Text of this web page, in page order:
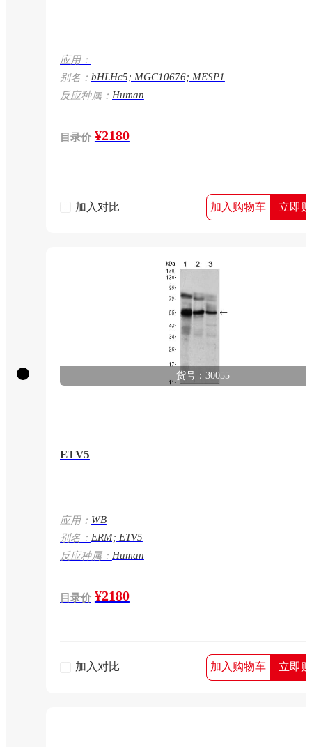
应用：
别名： bHLHc5; MGC10676; MESP1
反应种属： Human
目录价 ¥2180
加入对比 加入购物车 立即
货号：30055
ETV5
应用： WB
别名： ERM; ETV5
反应种属： Human
目录价 ¥2180
加入对比 加入购物车 立即